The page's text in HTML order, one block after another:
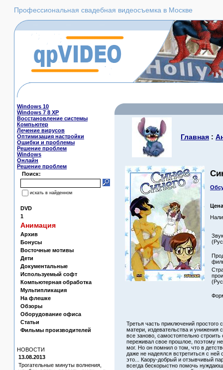
Профессиональная свадебная видеосъемка в Москве
Windows 10
Windows 7 8 XP
Восстановление системы
Компьютер
Лечение вирусов
Оптимизация настройки
Ошибки и проблемы
Решение проблем
Windows
Онлайн
Решение проблем
Поиск:
искать в найденном
DVD
1
Анимация
Архив
Бонусы
Восточные мотивы
Дети
Документальные
Используемый софт
Компьютерная обработка
Мультипликация
На флешке
Обзоры
Оборудование офиса
Статьи
Фильмы производителей
НОВОСТИ
13.08.2013
Трогательные минуты волнения,
Главная :
Третья часть приключений простого
матери, издевательства и унижения
все заново, самостоятельно
переживал свое прошлое, поэтому
мог. Но он помнил о том, что в
даже не надеялся встретиться с
это... Каору-добрый и отзывчивый
всегда бескорыстно помочь